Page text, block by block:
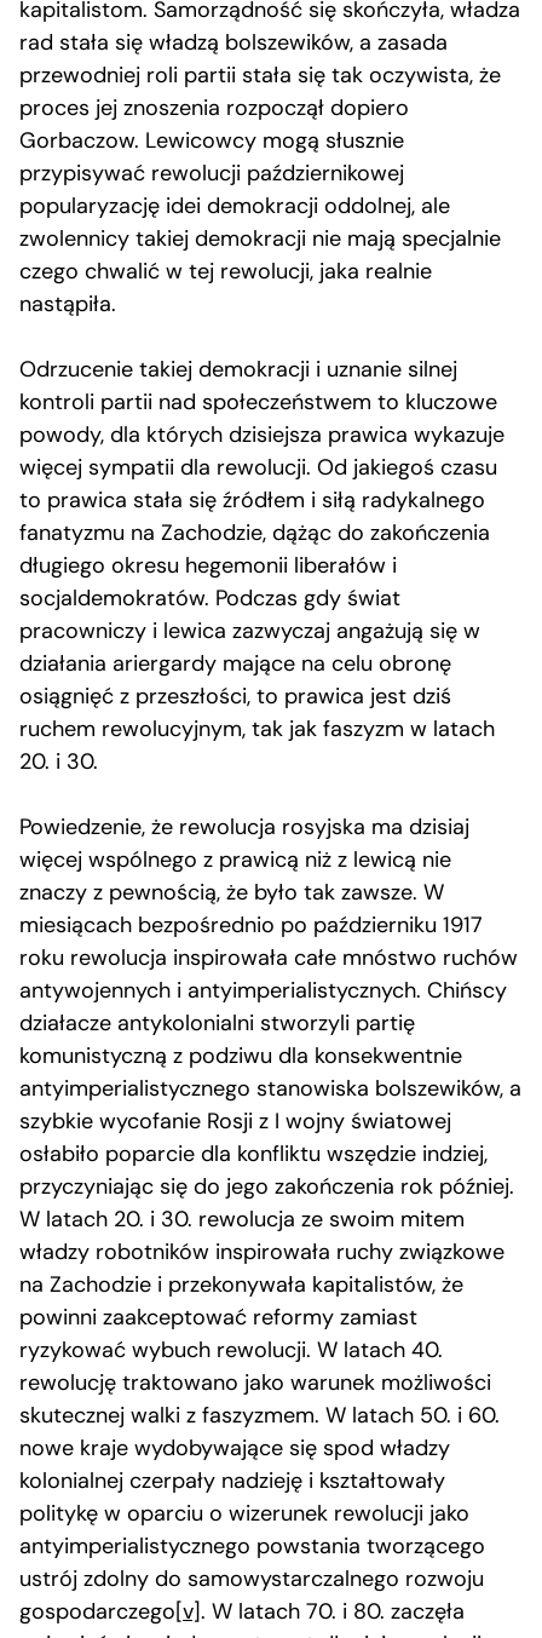
kapitalistom. Samorządność się skończyła, władza
rad stała się władzą bolszewików, a zasada
przewodniej roli partii stała się tak oczywista, że
proces jej znoszenia rozpoczął dopiero
Gorbaczow. Lewicowcy mogą słusznie
przypisywać rewolucji październikowej
popularyzację idei demokracji oddolnej, ale
zwolennicy takiej demokracji nie mają specjalnie
czego chwalić w tej rewolucji, jaka realnie
nastąpiła.
Odrzucenie takiej demokracji i uznanie silnej
kontroli partii nad społeczeństwem to kluczowe
powody, dla których dzisiejsza prawica wykazuje
więcej sympatii dla rewolucji. Od jakiegoś czasu
to prawica stała się źródłem i siłą radykalnego
fanatyzmu na Zachodzie, dążąc do zakończenia
długiego okresu hegemonii liberałów i
socjaldemokratów. Podczas gdy świat
pracowniczy i lewica zazwyczaj angażują się w
działania ariergardy mające na celu obronę
osiągnięć z przeszłości, to prawica jest dziś
ruchem rewolucyjnym, tak jak faszyzm w latach
20. i 30.
Powiedzenie, że rewolucja rosyjska ma dzisiaj
więcej wspólnego z prawicą niż z lewicą nie
znaczy z pewnością, że było tak zawsze. W
miesiącach bezpośrednio po październiku 1917
roku rewolucja inspirowała całe mnóstwo ruchów
antywojennych i antyimperialistycznych. Chińscy
działacze antykolonialni stworzyli partię
komunistyczną z podziwu dla konsekwentnie
antyimperialistycznego stanowiska bolszewików, a
szybkie wycofanie Rosji z I wojny światowej
osłabiło poparcie dla konfliktu wszędzie indziej,
przyczyniając się do jego zakończenia rok później.
W latach 20. i 30. rewolucja ze swoim mitem
władzy robotników inspirowała ruchy związkowe
na Zachodzie i przekonywała kapitalistów, że
powinni zaakceptować reformy zamiast
ryzykować wybuch rewolucji. W latach 40.
rewolucję traktowano jako warunek możliwości
skutecznej walki z faszyzmem. W latach 50. i 60.
nowe kraje wydobywające się spod władzy
kolonialnej czerpały nadzieję i kształtowały
politykę w oparciu o wizerunek rewolucji jako
antyimperialistycznego powstania tworzącego
ustrój zdolny do samowystarczalnego rozwoju
gospodarczego[v]. W latach 70. i 80. zaczęła